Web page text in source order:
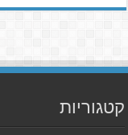
קטגוריות